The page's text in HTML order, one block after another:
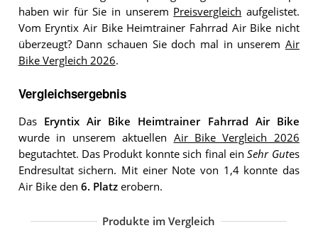
haben wir für Sie in unserem Preisvergleich aufgelistet.
Vom Eryntix Air Bike Heimtrainer Fahrrad Air Bike nicht
überzeugt? Dann schauen Sie doch mal in unserem Air
Bike Vergleich 2026.
Vergleichsergebnis
Das Eryntix Air Bike Heimtrainer Fahrrad Air Bike
wurde in unserem aktuellen Air Bike Vergleich 2026
begutachtet. Das Produkt konnte sich final einSehr Gutes
Endresultat sichern. Mit einer Note von 1,4 konnte das
Air Bike den 6. Platzerobern.
Produkte im Vergleich